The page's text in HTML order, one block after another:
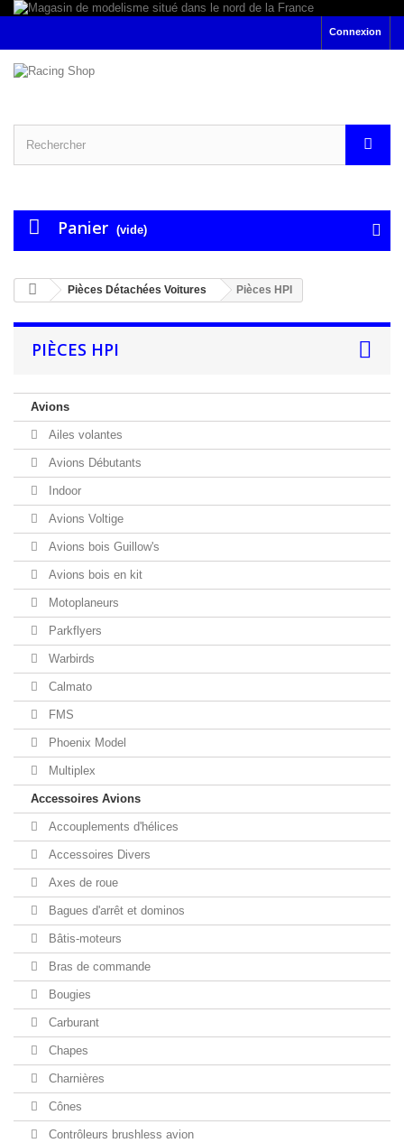
Connexion
Panier (vide)
Pièces Détachées Voitures Pièces HPI
PIÈCES HPI
Avions
Ailes volantes
Avions Débutants
Indoor
Avions Voltige
Avions bois Guillow's
Avions bois en kit
Motoplaneurs
Parkflyers
Warbirds
Calmato
FMS
Phoenix Model
Multiplex
Accessoires Avions
Accouplements d'hélices
Accessoires Divers
Axes de roue
Bagues d'arrêt et dominos
Bâtis-moteurs
Bras de commande
Bougies
Carburant
Chapes
Charnières
Cônes
Contrôleurs brushless avion